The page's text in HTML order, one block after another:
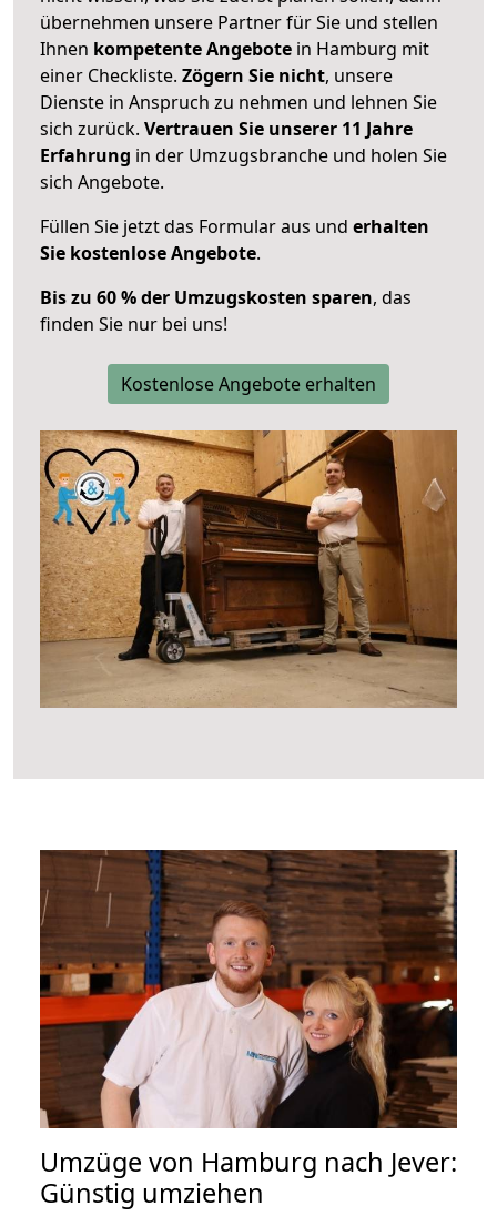
übernehmen unsere Partner für Sie und stellen
Ihnen kompetente Angebote in Hamburg mit
einer Checkliste. Zögern Sie nicht, unsere
Dienste in Anspruch zu nehmen und lehnen Sie
sich zurück. Vertrauen Sie unserer 11 Jahre
Erfahrung in der Umzugsbranche und holen Sie
sich Angebote.
Füllen Sie jetzt das Formular aus und erhalten
Sie kostenlose Angebote.
Bis zu 60 % der Umzugskosten sparen, das
finden Sie nur bei uns!
Kostenlose Angebote erhalten
Umzüge von Hamburg nach Jever:
Günstig umziehen